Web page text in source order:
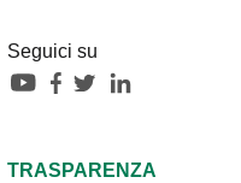
Seguici su
TRASPARENZA